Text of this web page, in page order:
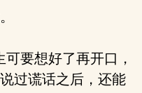
要想好了再开口，
过谎话之后，还能